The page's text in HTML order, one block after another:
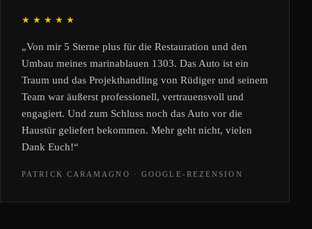
★★★★★
„Von mir 5 Sterne plus für die Restauration und den
Umbau meines marinablauen 1303. Das Auto ist ein
Traum und das Projekthandling von Rüdiger und seinem
Team war äußerst professionell, vertrauensvoll und
engagiert. Und zum Schluss noch das Auto vor die
Haustür geliefert bekommen. Mehr geht nicht, vielen
Dank Euch!“
PATRICK CARAMAGNO · GOOGLE-REZENSION